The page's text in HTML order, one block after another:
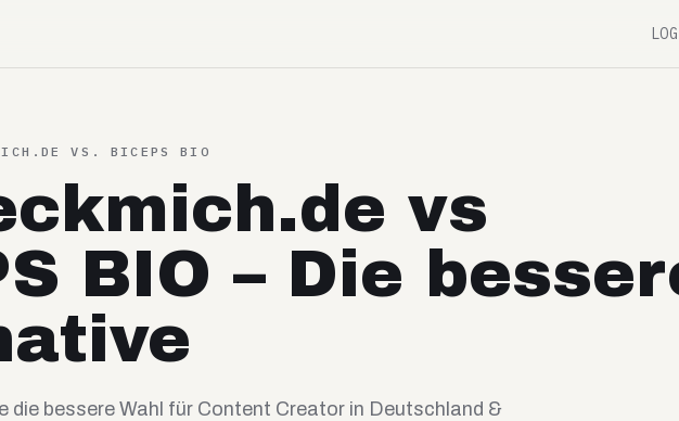
VS.BICEPS BIO
vs
BIO – Die
die bessere Wahl für Content Creator in Deutschland &